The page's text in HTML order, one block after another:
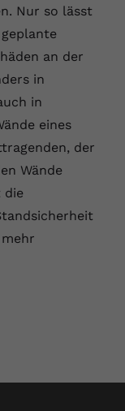
Nur so lässt
an der
in
in
eines
der
Wände
die
Cookie
ID, um
welche